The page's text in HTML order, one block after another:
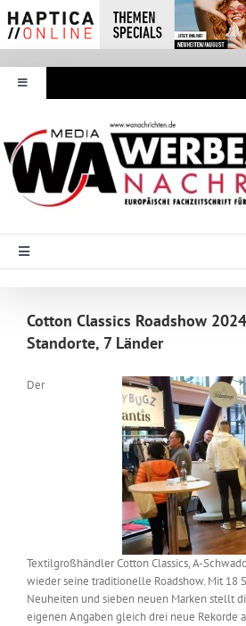
Inhalt
springen
Toggle
Navigation
Werbeartikel Nachrichten
E-Paper
WA Media
Toggle
Wissen
Cotton Classics Roadshow
Standorte, 7 Länder
Der
Textilgroßhändler Cotton Classics, A-
wieder seine traditionelle Roadshow. Mit 18
Neuheiten und sieben neuen Marken stellt
eigenen Angaben gleich drei neue Rekorde